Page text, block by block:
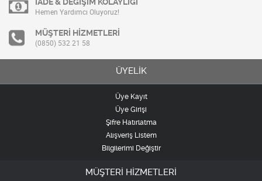
Hemen Yardımcı Oluyoruz!
MÜŞTERİ HİZMETLERİ
(0850) 532 21 58
ÜYELİK
Üye Kayıt
Üye Girişi
Şifre Hatırlatma
Alışveriş Listem
Bilgilerimi Değiştir
MÜŞTERİ HİZMETLERİ